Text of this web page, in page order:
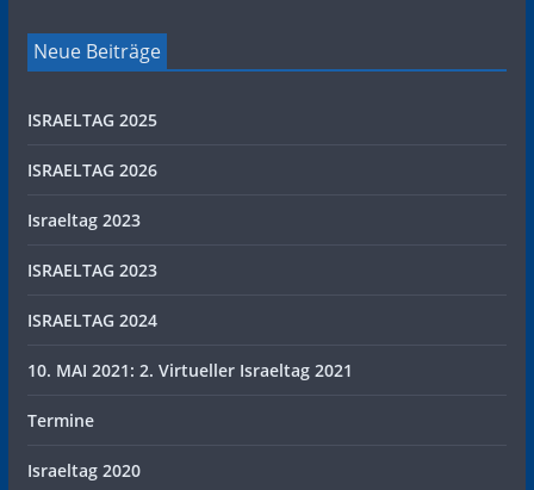
Neue Beiträge
ISRAELTAG 2025
ISRAELTAG 2026
Israeltag 2023
ISRAELTAG 2023
ISRAELTAG 2024
10. MAI 2021: 2. Virtueller Israeltag 2021
Termine
Israeltag 2020